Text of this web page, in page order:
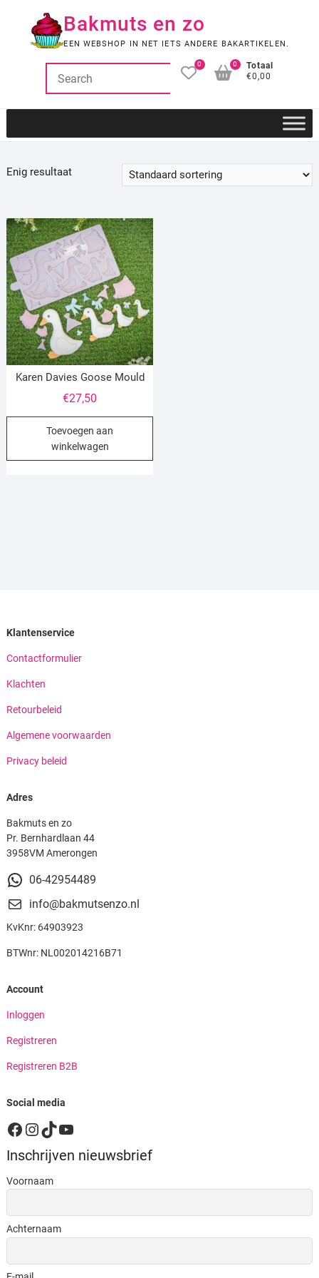
Bakmuts en zo
EEN WEBSHOP IN NET IETS ANDERE BAKARTIKELEN.
0
Totaal
€0,00
0
Enig resultaat
Karen Davies Goose Mould
€27,50
Toevoegen aan
winkelwagen
Klantenservice
Contactformulier
Klachten
Retourbeleid
Algemene voorwaarden
Privacy beleid
Adres
Bakmuts en zo
Pr. Bernhardlaan 44
3958VM Amerongen
06-42954489
info@bakmutsenzo.nl
KvKnr: 64903923
BTWnr: NL002014216B71
Account
Inloggen
Registreren
Registreren B2B
Social media
Facebook
Instagram
TikTok
YouTube
Inschrijven nieuwsbrief
Voornaam
Achternaam